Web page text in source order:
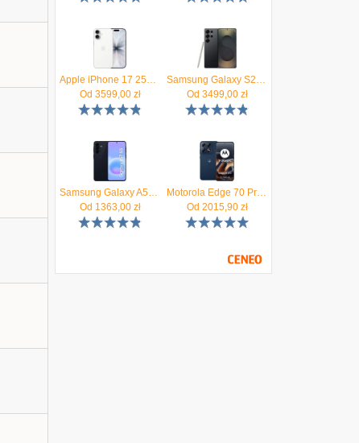
Apple iPhone 17 256GB Biały
Od 3599,00zł
Samsung Galaxy S25 Ultra SM-S938 12/256GB Tytanowy Czarny
Od 3499,00zł
Samsung Galaxy A57 5G 8/128GB Granatowy
Od 1363,00zł
Motorola Edge 70 Pro 8/256GB Granatowy
Od 2015,90zł